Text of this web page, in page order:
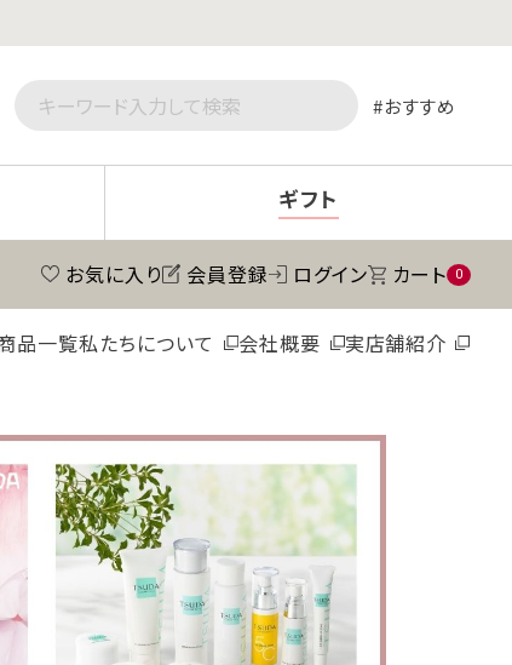
おすすめ
ギフト
お気に入り 会員登録 ログイン カート 0
品一覧私たちについて 会社概要 実店舗紹介